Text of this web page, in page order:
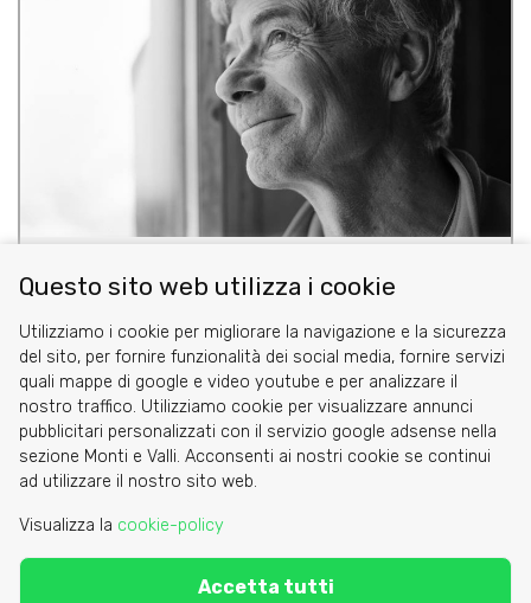
Patrick Gabarrou
Cookie
Privacy Policy
Area riservata
Questo sito web utilizza i cookie
Utilizziamo i cookie per migliorare la navigazione e la sicurezza
del sito, per fornire funzionalità dei social media, fornire servizi
quali mappe di google e video youtube e per analizzare il
nostro traffico. Utilizziamo cookie per visualizzare annunci
pubblicitari personalizzati con il servizio google adsense nella
sezione Monti e Valli. Acconsenti ai nostri cookie se continui
ad utilizzare il nostro sito web.
Visualizza la cookie-policy
Accetta tutti